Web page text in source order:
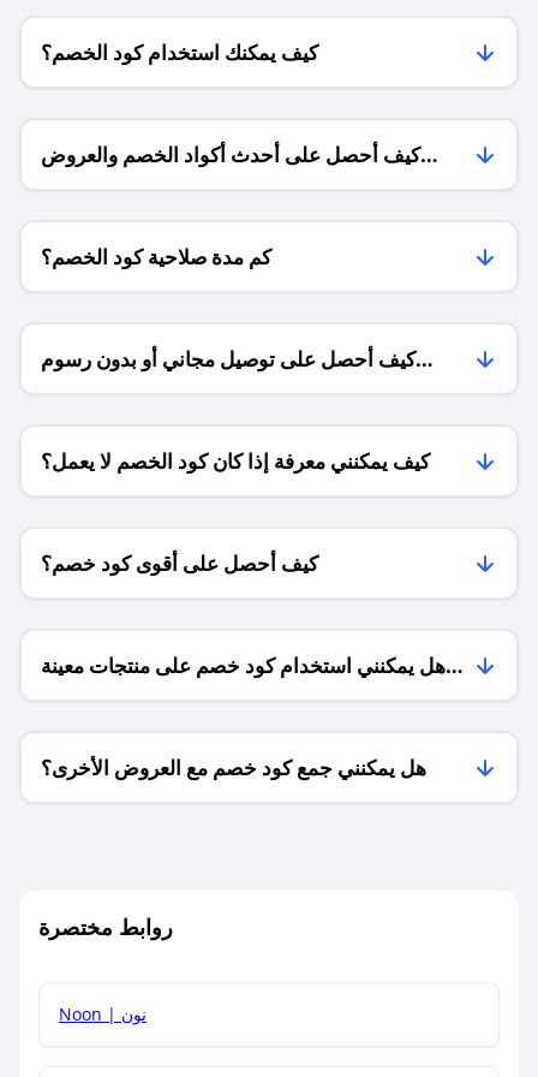
كيف يمكنك استخدام كود الخصم؟
كيف أحصل على أحدث أكواد الخصم والعروض
للمتاجر؟
كم مدة صلاحية كود الخصم؟
كيف أحصل على توصيل مجاني أو بدون رسوم
الشحن ؟
كيف يمكنني معرفة إذا كان كود الخصم لا يعمل؟
كيف أحصل على أقوى كود خصم؟
هل يمكنني استخدام كود خصم على منتجات معينة
فقط؟
هل يمكنني جمع كود خصم مع العروض الأخرى؟
روابط مختصرة
Noon | نون